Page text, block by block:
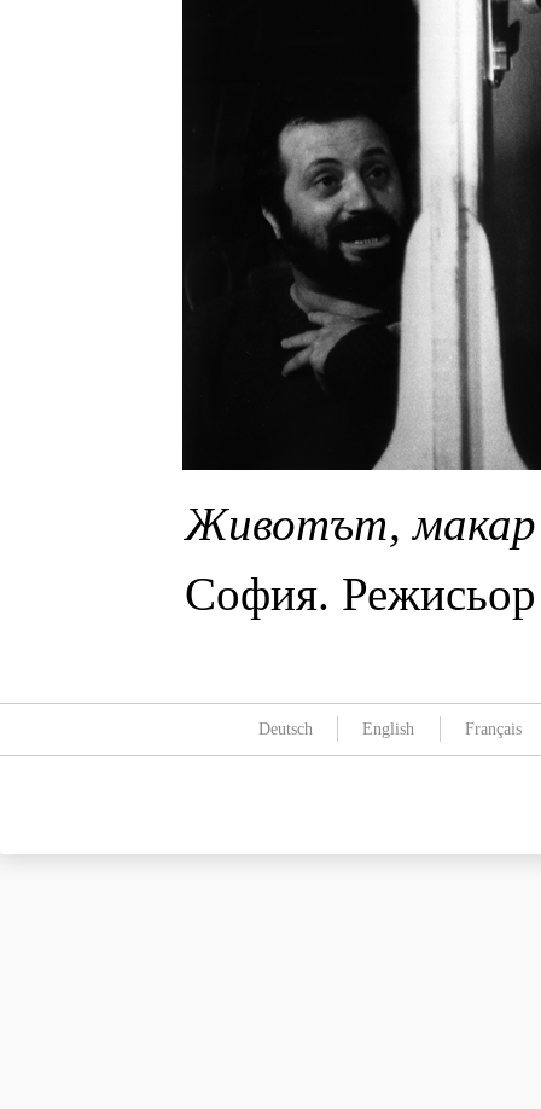
Животът, макар
София.
Deutsch English Français